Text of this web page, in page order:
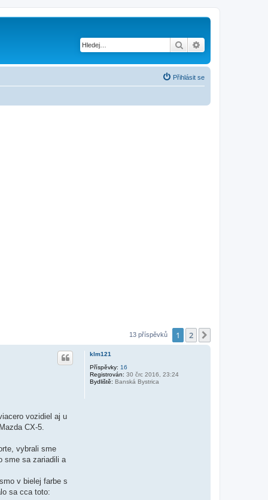
Hledat
Přihlásit se
13 příspěvků 1 2
klm121
Příspěvky: 16
Registrován: 30 črc 2016, 23:24
Bydliště: Banská Bystrica
vozidiel aj u
CX-5.
vybrali sme
sme sa zariadili a
v bielej farbe s
sa cca toto: